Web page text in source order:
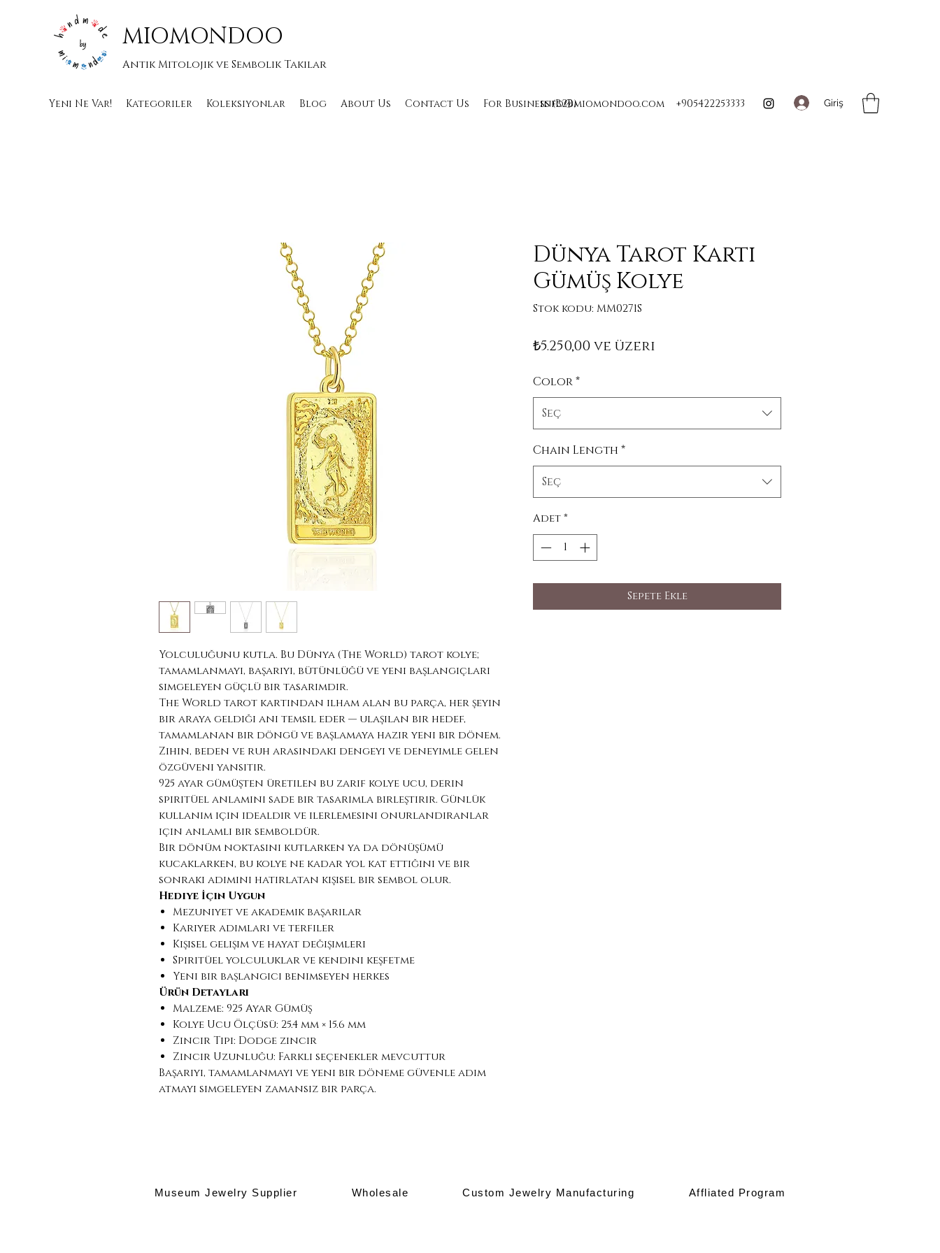
MIOMONDOO
Antik Mitolojik ve Sembolik Takılar
info@miomondoo.com +905422253333 Giriş
Yeni Ne Var! Kategoriler Koleksiyonlar Blog About Us Contact Us For Business (B2B)
Yolculuğunu kutla. Bu Dünya (The World) tarot kolye;
tamamlanmayı, başarıyı, bütünlüğü ve yeni başlangıçları
simgeleyen güçlü bir tasarımdır.
The World tarot kartından ilham alan bu parça, her şeyin
bir araya geldiği anı temsil eder — ulaşılan bir hedef,
tamamlanan bir döngü ve başlamaya hazır yeni bir dönem.
Zihin, beden ve ruh arasındaki dengeyi ve deneyimle gelen
özgüveni yansıtır.
925 ayar gümüşten üretilen bu zarif kolye ucu, derin
spiritüel anlamını sade bir tasarımla birleştirir. Günlük
kullanım için idealdir ve ilerlemesini onurlandıranlar
için anlamlı bir semboldür.
Bir dönüm noktasını kutlarken ya da dönüşümü
kucaklarken, bu kolye ne kadar yol kat ettiğini ve bir
sonraki adımını hatırlatan kişisel bir sembol olur.
Hediye İçin Uygun
Mezuniyet ve akademik başarılar
Kariyer adımları ve terfiler
Kişisel gelişim ve hayat değişimleri
Spiritüel yolculuklar ve kendini keşfetme
Yeni bir başlangıcı benimseyen herkes
Ürün Detayları
Malzeme: 925 Ayar Gümüş
Kolye Ucu Ölçüsü: 25.4 mm × 15.6 mm
Zincir Tipi: Dodge zincir
Zincir Uzunluğu: Farklı seçenekler mevcuttur
Başarıyı, tamamlanmayı ve yeni bir döneme güvenle adım
atmayı simgeleyen zamansız bir parça.
Dünya Tarot Kartı
Gümüş Kolye
Stok kodu: MM0271S
₺5.250,00ve üzeri
Color*
Seç
Chain Length *
Seç
Adet*
Sepete Ekle
Museum Jewelry Supplier Wholesale Custom Jewelry Manufacturing Affliated Program